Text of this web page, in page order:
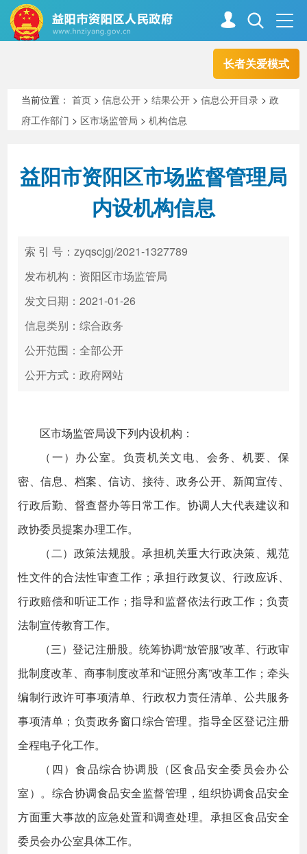
长者关爱模式
走进资阳
新闻中心 解读回应
政务服务
高效办成一件事
当前位置：首页 >信息公开 >结果公开 >信息公开目录 >政
府工作部门 > 区市场监管局 >机构信息
益阳市资阳区市场监督管理局
内设机构信息
索 引 号：zyqscjgj/2021-1327789
发布机构：资阳区市场监管局
发文日期：2021-01-26
信息类别：综合政务
公开范围：全部公开
公开方式：政府网站
区市场监管局设下列内设机构：
（一）办公室。负责机关文电、会务、机要、保
密、信息、档案、信访、接待、政务公开、新闻宣传、
行政后勤、督查督办等日常工作。协调人大代表建议和
政协委员提案办理工作。
（二）政策法规股。承担机关重大行政决策、规范
性文件的合法性审查工作；承担行政复议、行政应诉、
行政赔偿和听证工作；指导和监督依法行政工作；负责
法制宣传教育工作。
（三）登记注册股。统筹协调“放管服”改革、行政审
批制度改革、商事制度改革和“证照分离”改革工作；牵头
编制行政许可事项清单、行政权力责任清单、公共服务
事项清单；负责政务窗口综合管理。指导全区登记注册
全程电子化工作。
（四）食品综合协调股（区食品安全委员会办公
室）。综合协调食品安全监督管理，组织协调食品安全
方面重大事故的应急处置和调查处理。承担区食品安全
委员会办公室具体工作。